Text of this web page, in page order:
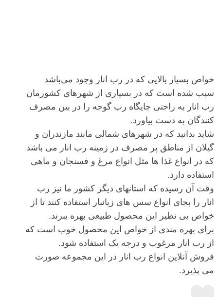
خواص بسیار بالایی که در رب انار وجود می‌باشد
سبب شده است که در بسیاری از شهرهای کشورمان
رب انار به راحتی جایگاه رب گوجه را در بین مصرف
کنندگان به دست بیاورد.
شاید بدانید که در شهرهای شمالی مانند مازندران و
گیلان از مناطق پر مصرف در زمینه رب انار می باشد
که در انواع غذا ها مثل انواع مرغ و فسنجان و ماهی
استفاده دارد.
وقت آن رسیده که استانهای دیگر کشور ما نیز رب
انار را بجای انواع سس های زیانبار استفاده کنند تا از
خواص بی نظیر این محصول طبیعی بهره ببرند.
برای بهره مندی از خواص این محصول خوب است که
از رب انار مرغوب و درجه یک استفاده شود.
فروش آنلاین انواع رب انار در این مجموعه صورت
می پذیرد.